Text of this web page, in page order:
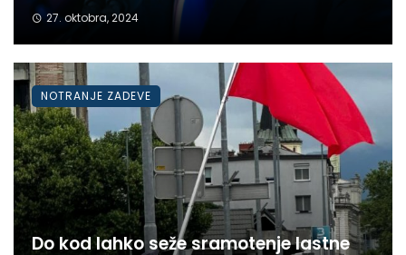
27. oktobra, 2024
Do kod lahko seže sramotenje lastne
NOTRANJE ZADEVE